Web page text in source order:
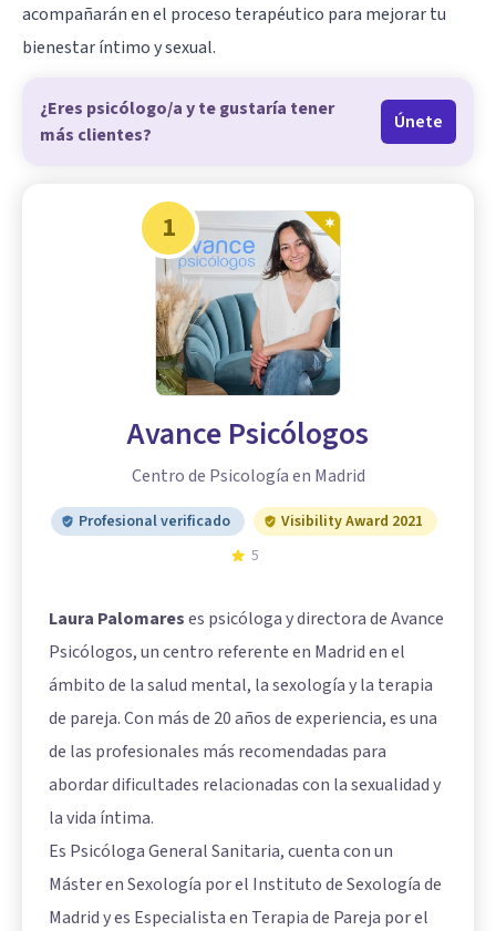
acompañarán en el proceso terapéutico para mejorar tu
bienestar íntimo y sexual.
¿Eres psicólogo/a y te gustaría tener
más clientes?
Únete
1
Avance Psicólogos
Centro de Psicología en Madrid
Profesional verificado
Visibility Award 2021
5
Laura Palomareses psicóloga y directora de Avance
Psicólogos, un centro referente en Madrid en el
ámbito de la salud mental, la sexología y la terapia
de pareja. Con más de 20 años de experiencia, es una
de las profesionales más recomendadas para
abordar dificultades relacionadas con la sexualidad y
la vida íntima.
Es Psicóloga General Sanitaria, cuenta con un
Máster en Sexología por el Instituto de Sexología de
Madrid y es Especialista en Terapia de Pareja por el